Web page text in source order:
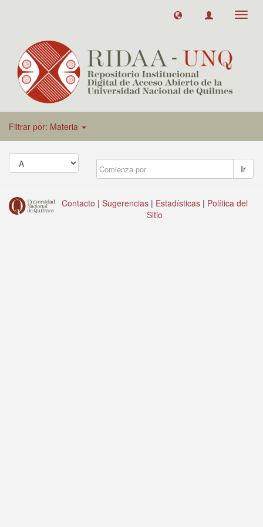
Filtrar por: Materia
Ir
Contacto | Sugerencias | Estadísticas | Política del
Sitio